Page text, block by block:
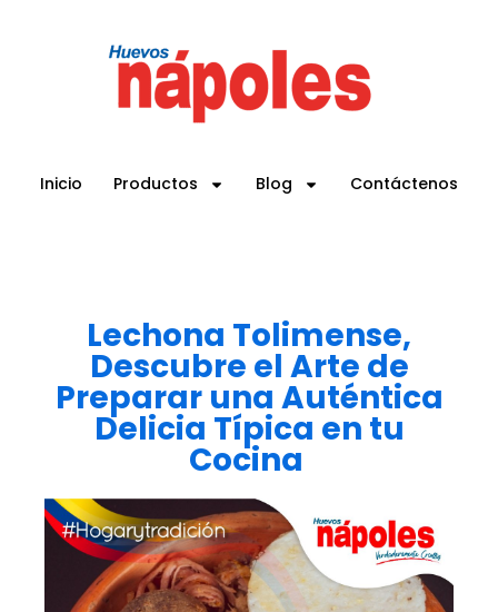
Inicio Productos Blog Contáctenos
Lechona Tolimense,
Descubre el Arte de
Preparar una Auténtica
Delicia Típica en tu
Cocina